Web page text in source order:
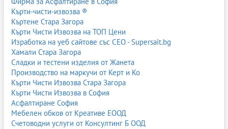
Кърти-чисти-извозва ®
Къртене Стара Загора
Кърти Чисти Извозва на ТОП Цени
Изработка на уеб сайтове със СЕО - Supersait.bg
Хамали Стара Загора
Сладки и тестени изделия от Жанета
Производство на маркучи от Керт и Ко
Кърти Чисти Извозва Стара Загора
Кърти Чисти Извозва в София
Асфалтиране София
Мебелен обков от Креативе ЕООД
Счетоводни услуги от Консултинг Б ООД